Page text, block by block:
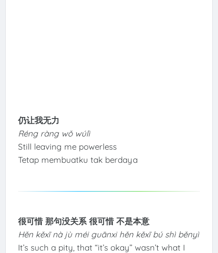
仍让我无力
Réng ràng wǒ wúlì
Still leaving me powerless
Tetap membuatku tak berdaya
很可惜 那句没关系 很可惜 不是本意
Hěn kěxī nà jù méi guānxi hěn kěxī bú shì běnyì
It’s such a pity, that “it’s okay” wasn’t what I